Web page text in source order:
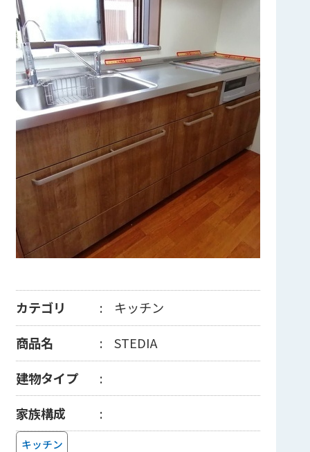
カテゴリ
キッチン
商品名
STEDIA
建物タイプ
家族構成
キッチン